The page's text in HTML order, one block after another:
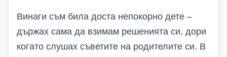
Винаги съм била доста непокорно дете –
държах сама да взимам решенията си, дори
когато слушах съветите на родителите си. В